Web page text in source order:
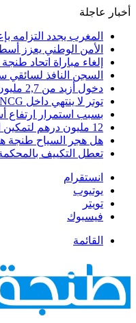
أخبار عاجلة
المغرب يجدد التزامه
الأمن الوطني يعزز
إلغاء مباراة اتحاد
السجن النافذ لسائقي
دخول أزيد من 2,7 مليون من مغاربة العالم منذ انطلاق عملية “مرحبا 2026”
توتر لا ينتهي داخل ENCG طنجة.. ملف 7 ملايير سنتيم في طريقه إلى المجلس الجهوي للحسابات والوزارة مطالبة بوقف النزيف
بسبب استمرار ارتفاع
12 مليون درهم لتمكين النساء.. جهة طنجة-تطوان-الحسيمة تطلق مرحلة جديدة لمواكبة 244 مشروعاً نسائياً نحو الاستدامة
هل هجر السياح طنجة
تعطل التكييف
انستقرام
يوتيوب
تويتر
فيسبوك
القائمة